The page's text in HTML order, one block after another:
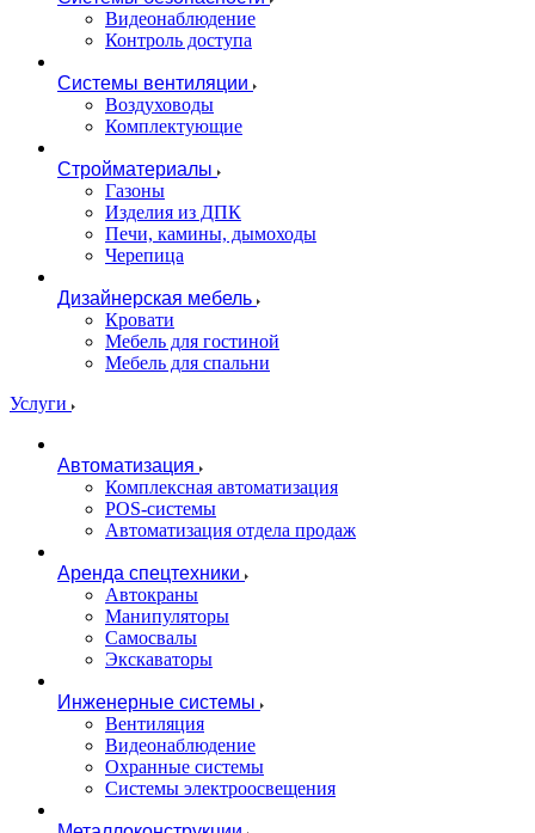
Видеонаблюдение
Контроль доступа
Системы вентиляции
Воздуховоды
Комплектующие
Стройматериалы
Газоны
Изделия из ДПК
Печи, камины, дымоходы
Черепица
Дизайнерская мебель
Кровати
Мебель для гостиной
Мебель для спальни
Услуги
Автоматизация
Комплексная автоматизация
POS-системы
Автоматизация отдела продаж
Аренда спецтехники
Автокраны
Манипуляторы
Самосвалы
Экскаваторы
Инженерные системы
Вентиляция
Видеонаблюдение
Охранные системы
Системы электроосвещения